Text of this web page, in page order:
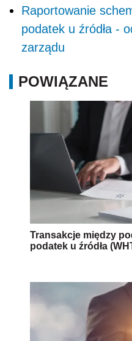
Raportowanie
podatek u źródła -
zarządu
POWIĄZANE
Transakcje między
podatek u źródła